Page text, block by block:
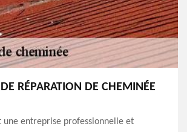
RÉPARATION DE CHEMINÉE
une entreprise professionnelle et